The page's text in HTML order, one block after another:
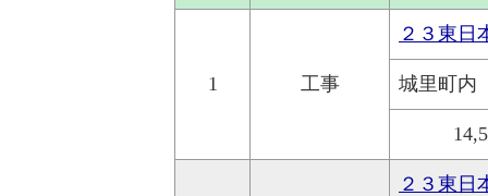
1 工事
２３東
城里町内
２３東